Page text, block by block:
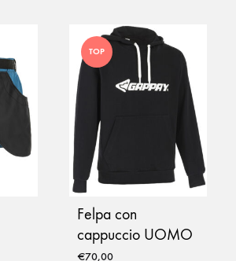
TOP
Felpa con
cappuccio UOMO
€70,00